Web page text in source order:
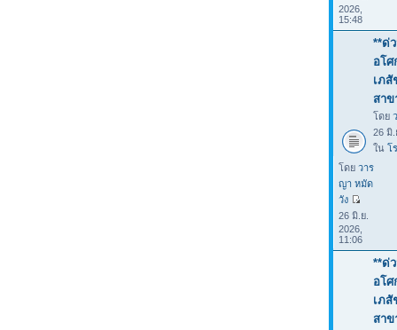
2026,
15:48
**ด่
อโ
เภสั
สาข
โดย
26 มิ.
ใน โ
โดย วาร
ญา หมัด
วัง
26 มิ.ย.
2026,
11:06
**ด่
อโ
เภสั
สาข